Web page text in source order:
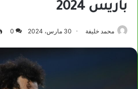
باريس 2024
محمد خليفة 30 مارس، 2024 0